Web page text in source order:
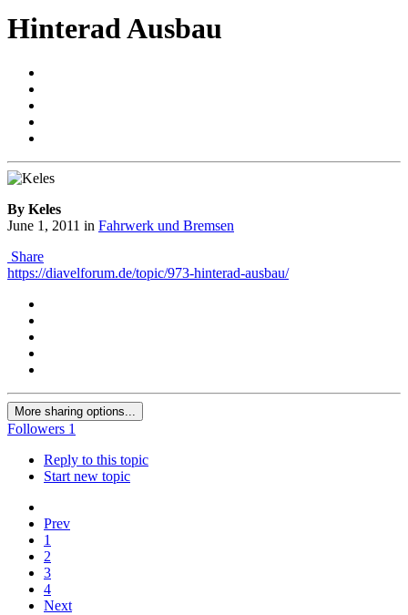
Hinterad Ausbau
By Keles
June 1, 2011 in Fahrwerk und Bremsen
Share
https://diavelforum.de/topic/973-hinterad-ausbau/
More sharing options...
Followers 1
Reply to this topic
Start new topic
Prev
1
2
3
4
Next